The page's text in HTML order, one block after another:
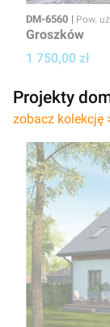
Kod
DM-6560 Pow.
Groszków
Cena projektu
1 750,00 zł
Projekty
zobacz kolekcję